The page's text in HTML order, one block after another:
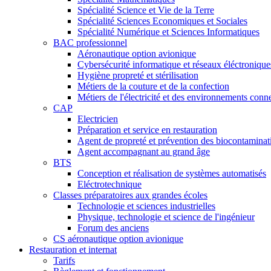
Spécialité Science et Vie de la Terre
Spécialité Sciences Economiques et Sociales
Spécialité Numérique et Sciences Informatiques
BAC professionnel
Aéronautique option avionique
Cybersécurité informatique et réseaux
Hygiène propreté et stérilisation
Métiers de la couture et de la confection
Métiers de l'électricité et des environnements
CAP
Electricien
Préparation et service en restauration
Agent de propreté et prévention des
Agent accompagnant au grand âge
BTS
Conception et réalisation de systèmes automatisés
Eléctrotechnique
Classes préparatoires aux grandes écoles
Technologie et sciences industrielles
Physique, technologie et science de l'ingénieur
Forum des anciens
CS aéronautique option avionique
Restauration et internat
Tarifs